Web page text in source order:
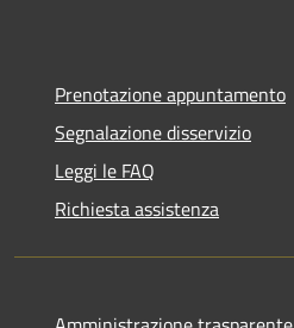
Prenotazione appuntamento
Segnalazione disservizio
Leggi le FAQ
Richiesta assistenza